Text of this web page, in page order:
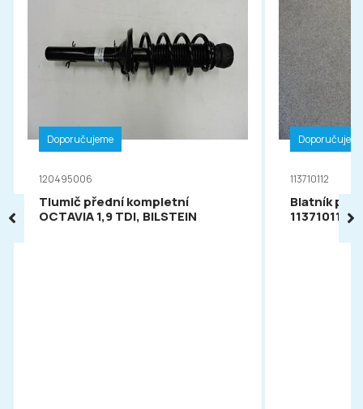
Doporučujeme
120495006
Tlumič přední kompletní
OCTAVIA 1,9 TDI, BILSTEIN
113710112
Blatník
113710112